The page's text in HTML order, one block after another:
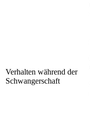
Verhalten während der
Schwangerschaft